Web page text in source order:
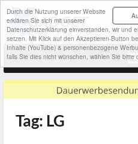
Durch die Nutzung unserer Website
erklären Sie sich mit unserer
Datenschutzerklärung einverstanden, wir und
setzen. Mit Klick auf den Akzeptieren-Button
Inhalte (YouTube) & personenbezogene
falls Sie dies nicht wünschen, wählen Sie bitte
Tag: LG